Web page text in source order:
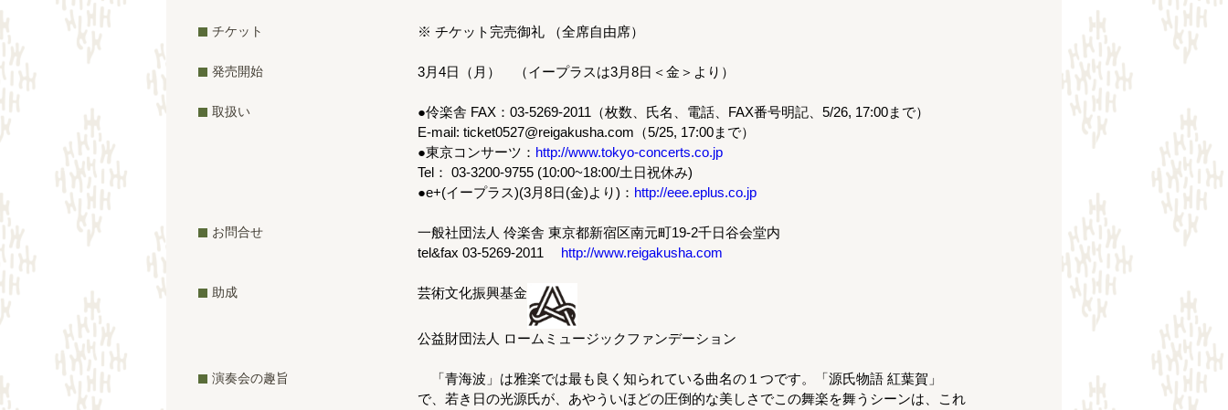
チケット ※ チケット完売御礼 （全席自由席）
発売開始 3月4日（月） （イープラスは3月8日＜金＞より）
取扱い
●伶楽舎 FAX：03-5269-2011（枚数、氏名、電話、FAX番号明記、5/26, 17:00まで）
E-mail: ticket0527@reigakusha.com（5/25, 17:00まで）
●東京コンサーツ： http://www.tokyo-concerts.co.jp
Tel： 03-3200-9755 (10:00~18:00/土日祝休み)
●e+(イープラス)(3月8日(金)より)： http://eee.eplus.co.jp
お問合せ
一般社団法人 伶楽舎 東京都新宿区南元町19-2千日谷会堂内
tel&fax 03-5269-2011 http://www.reigakusha.com
助成 芸術文化振興基金
公益財団法人 ロームミュージックファンデーション
演奏会の趣旨
「青海波」は雅楽では最も良く知られている曲名の１つです。「源氏物語 紅葉賀」
で、若き日の光源氏が、あやういほどの圧倒的な美しさでこの舞楽を舞うシーンは、これ